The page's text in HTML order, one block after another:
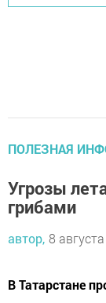
ПОЛЕЗНАЯ
Угрозы
грибами
автор, 8
В Татарстане